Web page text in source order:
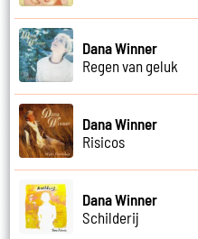
Dana Winner
Regen van geluk
Dana Winner
Risicos
Dana Winner
Schilderij